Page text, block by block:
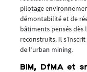
pilotage
démontabilité et de
bâtiments pensés dès
reconstruits. Il
de l’urban mining.
BIM, DfMA et